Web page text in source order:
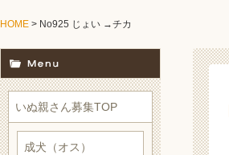
HOME > No925 じょい →チカ
いぬ親さん募集TOP
成犬（オス）